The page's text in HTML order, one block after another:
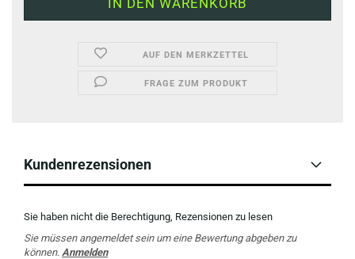
AUF DEN MERKZETTEL
FRAGE ZUM PRODUKT
Kundenrezensionen
Sie haben nicht die Berechtigung, Rezensionen zu lesen
Sie müssen angemeldet sein um eine Bewertung abgeben zu
können. Anmelden